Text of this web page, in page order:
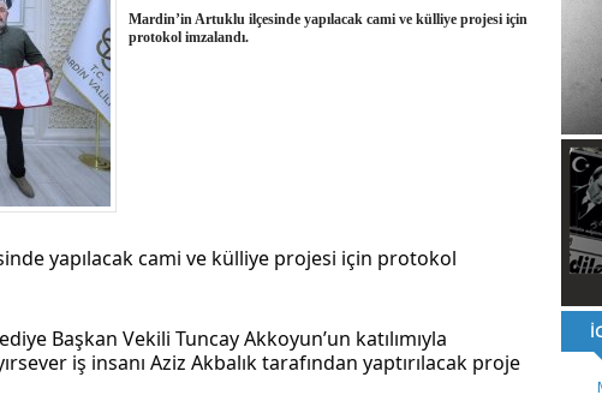
• Mehmet Ata Baştuğ
yangına müdahale eden itfaiye aracının altında kalan itfaiye eri öldü
Genç, Şırnak'ta dönel kavşak çağrısını yineledi
Memişoğlu: 500 yataklı hastanemizi 2027'nin ikinci yarısında hizmete açacağız
bir kişinin hayatını kaybettiği husumet barışla son buldu
kullandığı mazot, gübre ve ilaçtan ÖTV ve KDV alınmamalı
Üniversitesinin 2026 YKS kontenjanı 2 bin 737'ye yükseldi
Mardin’in Artuklu ilçesinde yapılacak cami ve külliye projesi için
protokol imzalandı.
yapılacak cami ve külliye projesi için protokol
Başkan Vekili Tuncay Akkoyun’un katılımıyla
iş insanı Aziz Akbalık tarafından yaptırılacak proje